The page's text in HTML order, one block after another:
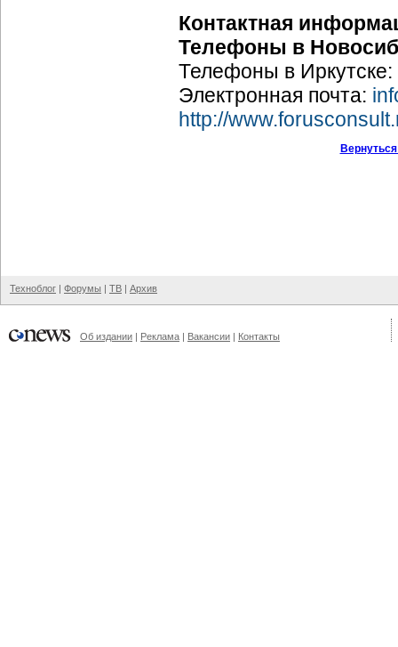
Контактная
Телефоны в
Телефоны в
Электронная почта:
http://
Техноблог | Форумы | ТВ | Архив
Об издании | Реклама | Вакансии | Контакты